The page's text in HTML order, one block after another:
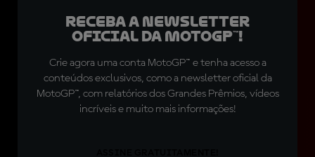
Receba a newsletter
oficial da MotoGP™!
Crie agora uma conta MotoGP™ e tenha acesso a
conteúdos exclusivos, como a newsletter oficial da
MotoGP™, com relatórios dos Grandes Prêmios, vídeos
incríveis e muito mais informações!